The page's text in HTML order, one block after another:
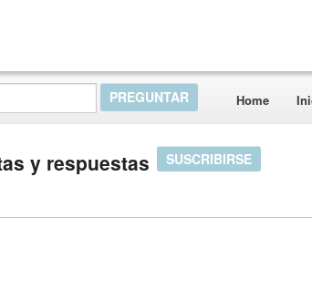
Home
y respuestas SUSCRIBIRSE